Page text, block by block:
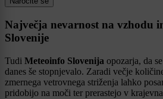
Največja nevarnost na vzhodu
Slovenije
Tudi Meteoinfo Slovenija opozarja, da
danes še stopnjevalo. Zaradi večje
zmernega vetrovnega striženja lahko
pridobijo na moči ter prerastejo v